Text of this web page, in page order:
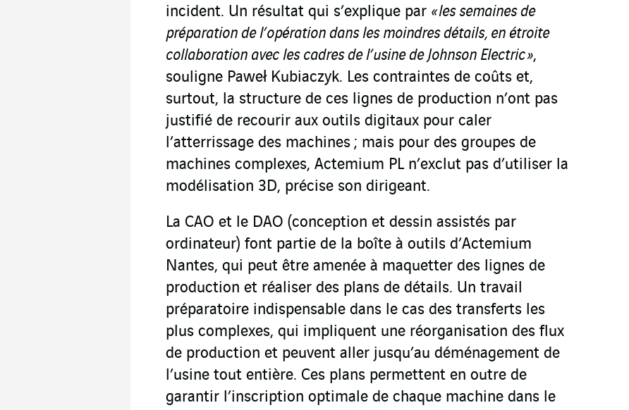
incident. Un résultat qui s’explique par « les semaines de
préparation de l’opération dans les moindres détails, en étroite
collaboration avec les cadres de l’usine de Johnson Electric »,
souligne Paweł Kubiaczyk. Les contraintes de coûts et,
surtout, la structure de ces lignes de production n’ont pas
justifié de recourir aux outils digitaux pour caler
l’atterrissage des machines ; mais pour des groupes de
machines complexes, Actemium PL n’exclut pas d’utiliser la
modélisation 3D, précise son dirigeant.
La CAO et le DAO (conception et dessin assistés par
ordinateur) font partie de la boîte à outils d’Actemium
Nantes, qui peut être amenée à maquetter des lignes de
production et réaliser des plans de détails. Un travail
préparatoire indispensable dans le cas des transferts les
plus complexes, qui impliquent une réorganisation des flux
de production et peuvent aller jusqu’au déménagement de
l’usine tout entière. Ces plans permettent en outre de
garantir l’inscription optimale de chaque machine dans le